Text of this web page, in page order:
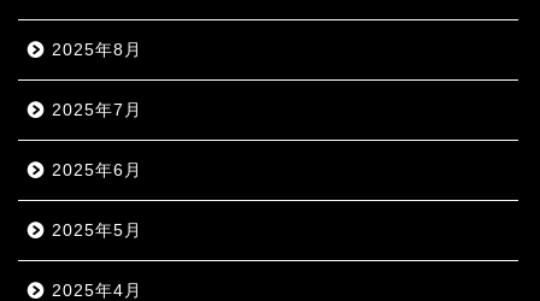
2025年8月
2025年7月
2025年6月
2025年5月
2025年4月